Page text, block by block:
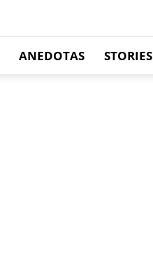
ANEDOTAS STORIES